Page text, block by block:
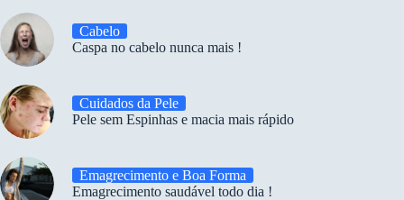
Cabelo
Caspa no cabelo nunca mais !
Cuidados da Pele
Pele sem Espinhas e macia mais rápido
Emagrecimento e Boa Forma
Emagrecimento saudável todo dia !